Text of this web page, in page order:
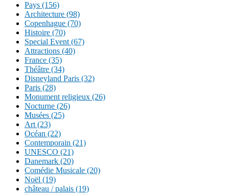
Pays (156)
Architecture (98)
Copenhague (70)
Histoire (70)
Special Event (67)
Attractions (40)
France (35)
Théâtre (34)
Disneyland Paris (32)
Paris (28)
Monument religieux (26)
Nocturne (26)
Musées (25)
Art (23)
Océan (22)
Contemporain (21)
UNESCO (21)
Danemark (20)
Comédie Musicale (20)
Noël (19)
château / palais (19)